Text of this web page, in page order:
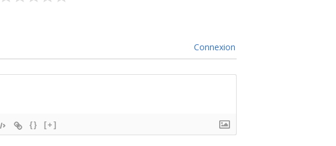
Connexion
{} [+]